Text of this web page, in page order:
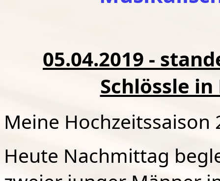
05.04.2019 -
Schlössle
Meine
Heute Nachmittag